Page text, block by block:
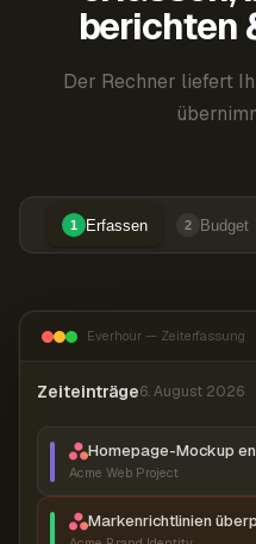
berichten
Der Rechner liefert
1 Erfassen 2 Budget
Everhour — Zeiterfassung
Zeiteinträge6. August 2026
Homepage-Mockup
Acme Web Project
Markenrichtlinien